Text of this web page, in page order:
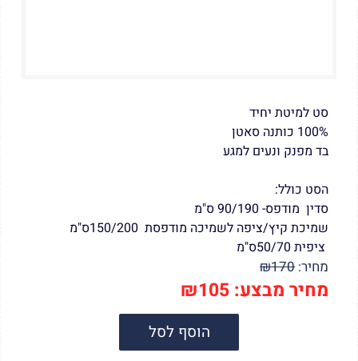
סט למיטת יחיד
100% כותנה סאטן
בד מפנק ונעים למגע
הסט כולל:
סדין מודפס- 90/190 ס"מ
שמיכת קיץ/ציפה לשמיכה מודפסת 150/200ס"מ
ציפית 50/70ס"מ
מחיר: ₪170
מחיר מבצע: ₪105
הוסף לסל